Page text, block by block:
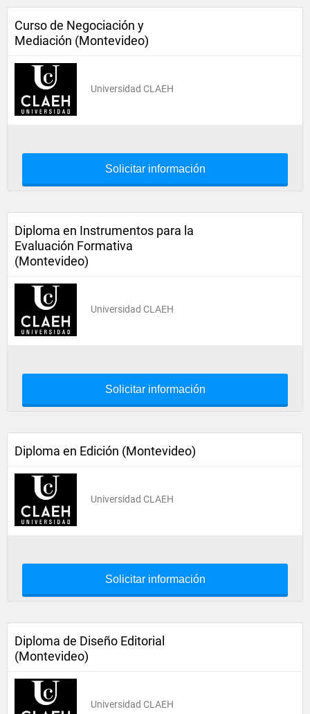
Curso de Negociación y
Mediación (Montevideo)
Universidad CLAEH
Solicitar información
Diploma en Instrumentos para la
Evaluación Formativa
(Montevideo)
Universidad CLAEH
Solicitar información
Diploma en Edición (Montevideo)
Universidad CLAEH
Solicitar información
Diploma de Diseño Editorial
(Montevideo)
Universidad CLAEH